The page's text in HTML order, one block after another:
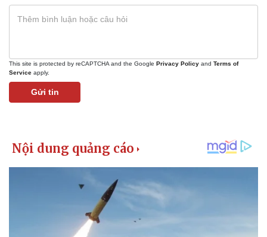
This site is protected by reCAPTCHA and the Google Privacy Policy and Terms of
Service apply.
Gửi tin